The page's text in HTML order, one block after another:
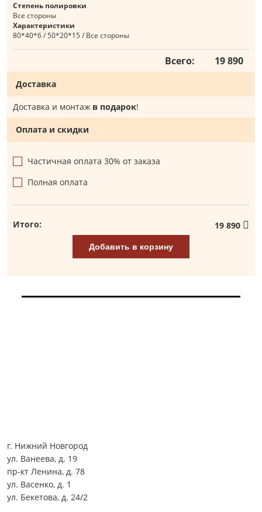
Степень полировки
Все стороны
Характеристики
80*40*6 / 50*20*15 / Все стороны
Всего: 19 890
Доставка
Доставка и монтаж в подарок!
Оплата и скидки
Частичная оплата 30% от заказа
Полная оплата
Итого: 19 890
Добавить в корзину
г. Нижний Новгород
ул. Ванеева, д. 19
пр-кт Ленина, д. 78
ул. Васенко, д. 1
ул. Бекетова, д. 24/2